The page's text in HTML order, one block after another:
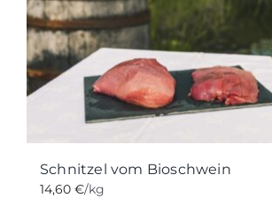
Schnitzel vom Bioschwein
14,60 €/kg